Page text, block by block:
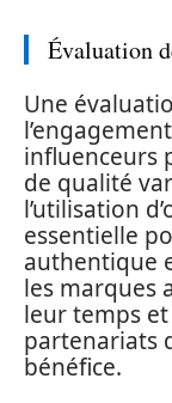
Évaluation
Une
influenceurs
de qualité
l’utilisation
essentielle
authentique
les marques
leur temps
partenariats
bénéfice.